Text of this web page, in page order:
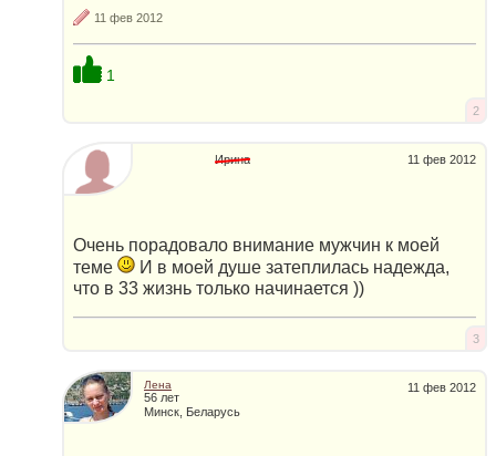
11 фев 2012
1
2
11 фев 2012
Ирина
Очень порадовало внимание мужчин к моей
теме
И в моей душе затеплилась надежда,
что в 33 жизнь только начинается ))
3
11 фев 2012
Лена
56 лет
Минск, Беларусь